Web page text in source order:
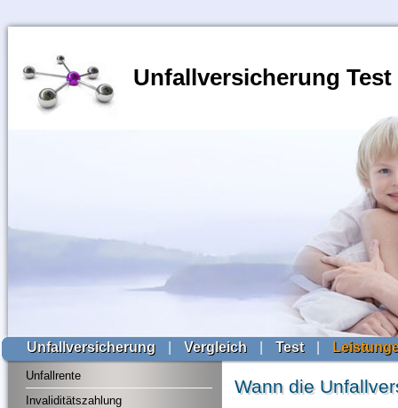
Unfallversicherung
Unfallversicherung Vergleich Test
Unfallrente
Invaliditätszahlung
Wann die